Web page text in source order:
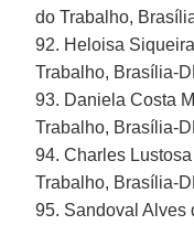
do Trabalho,
92. Heloisa
Trabalho, Brasília-
93. Daniela Costa
Trabalho, Brasília-
94. Charles
Trabalho, Brasília-
95. Sandoval Alves